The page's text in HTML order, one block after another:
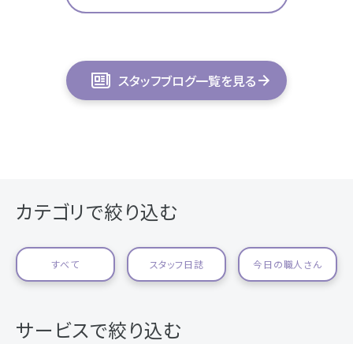
スタッフブログ一覧を見る
カテゴリで絞り込む
すべて スタッフ日誌 今日の職人さん
サービスで絞り込む